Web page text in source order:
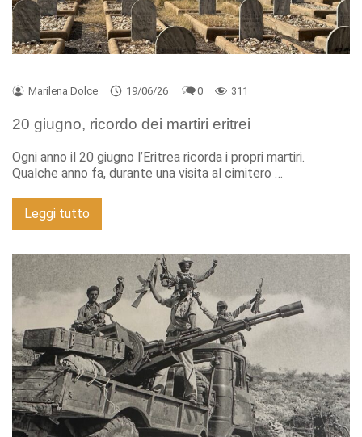
Marilena Dolce 19/06/26 0 311
20 giugno, ricordo dei martiri eritrei
Ogni anno il 20 giugno l’Eritrea ricorda i propri martiri.
Qualche anno fa, durante una visita al cimitero …
Leggi tutto